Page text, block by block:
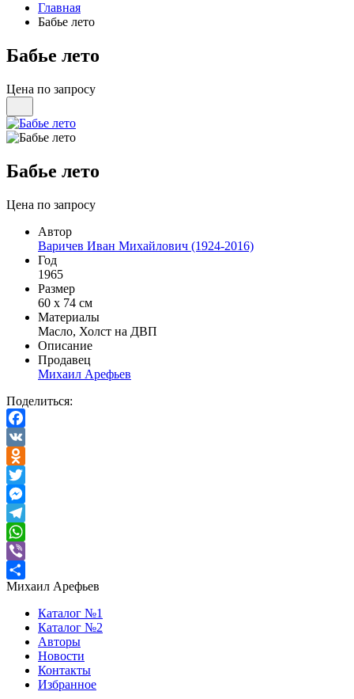
Главная
Бабье лето
Бабье лето
Цена по запросу
Бабье лето
Цена по запросу
Автор
Варичев Иван Михайлович (1924-2016)
Год
1965
Размер
60 х 74 см
Материалы
Масло, Холст на ДВП
Описание
Продавец
Михаил Арефьев
Поделиться:
Facebook
VK
Odnoklassniki
Twitter
Messenger
Telegram
WhatsApp
Viber
Отправить
Михаил Арефьев
Каталог №1
Каталог №2
Авторы
Новости
Контакты
Избранное